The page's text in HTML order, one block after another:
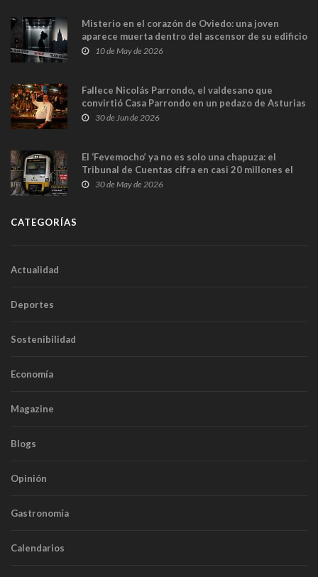
Misterio en el corazón de Oviedo: una joven
aparece muerta dentro del ascensor de su edificio
y las cámaras captan sus últimos minutos
10 de May de 2026
Fallece Nicolás Parrondo, el valdesano que
convirtió Casa Parrondo en un pedazo de Asturias
en Madrid
30 de Jun de 2026
El ‘Fevemocho’ ya no es solo una chapuza: el
Tribunal de Cuentas cifra en casi 20 millones el
sobrecoste de los trenes que no cabían por los
30 de May de 2026
CATEGORÍAS
Actualidad
Deportes
Sostenibilidad
Economía
Magazine
Blogs
Opinión
Gastronomía
Calendarios